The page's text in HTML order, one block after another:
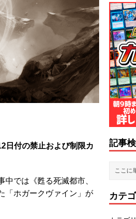
日付の禁止および制限カ
中では《甦る死滅都市、
「ホガークヴァイン」が
記事
カテ